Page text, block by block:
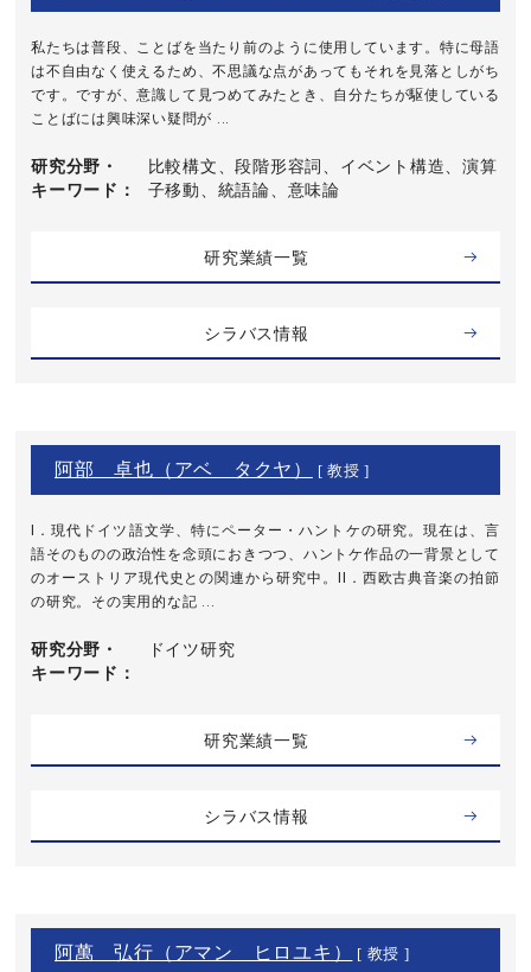
私たちは普段、ことばを当たり前のように使用しています。特に母語
は不自由なく使えるため、不思議な点があってもそれを見落としがち
です。ですが、意識して見つめてみたとき、自分たちが駆使している
ことばには興味深い疑問が ...
研究分野・
キーワード
比較構文、段階形容詞、イベント構造、演算
子移動、統語論、意味論
研究業績一覧
シラバス情報
阿部 卓也（アベ タクヤ） [ 教授 ]
I．現代ドイツ語文学、特にペーター・ハントケの研究。現在は、言
語そのものの政治性を念頭におきつつ、ハントケ作品の一背景として
のオーストリア現代史との関連から研究中。II．西欧古典音楽の拍節
の研究。その実用的な記 ...
研究分野・
キーワード
ドイツ研究
研究業績一覧
シラバス情報
阿萬 弘行（アマン ヒロユキ） [ 教授 ]